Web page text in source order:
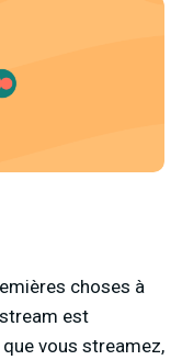
choses à
est
vous streamez,